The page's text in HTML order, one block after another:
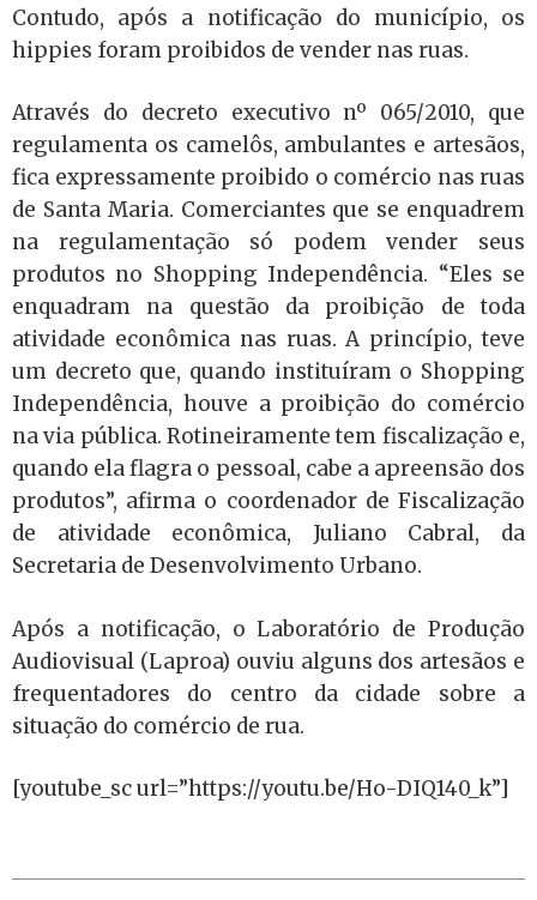
Contudo, após a notificação do município, os
hippies foram proibidos de vender nas ruas.
Através do decreto executivo nº 065/2010, que
regulamenta os camelôs, ambulantes e artesãos,
fica expressamente proibido o comércio nas ruas
de Santa Maria. Comerciantes que se enquadrem
na regulamentação só podem vender seus
produtos no Shopping Independência. “Eles se
enquadram na questão da proibição de toda
atividade econômica nas ruas. A princípio, teve
um decreto que, quando instituíram o Shopping
Independência, houve a proibição do comércio
na via pública. Rotineiramente tem fiscalização e,
quando ela flagra o pessoal, cabe a apreensão dos
produtos”, afirma o coordenador de Fiscalização
de atividade econômica, Juliano Cabral, da
Secretaria de Desenvolvimento Urbano.
Após a notificação, o Laboratório de Produção
Audiovisual (Laproa) ouviu alguns dos artesãos e
frequentadores do centro da cidade sobre a
situação do comércio de rua.
[youtube_sc url=”https://youtu.be/Ho-DIQ140_k”]